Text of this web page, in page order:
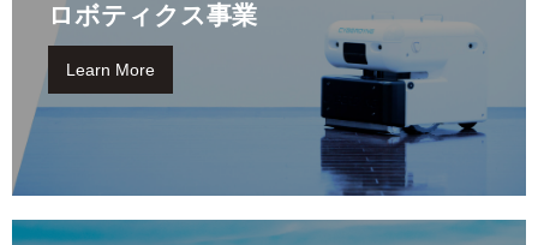
ロボティクス事業
Learn More